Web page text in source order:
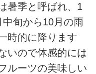
暑季と呼ばれ、1
旬から10月の雨
時的に降ります
いので体感的には
ルーツの美味しい